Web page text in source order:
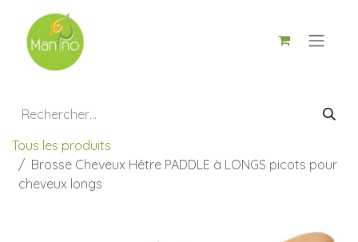
Tous les produits
Brosse Cheveux Hêtre PADDLE à LONGS picots pour
cheveux longs